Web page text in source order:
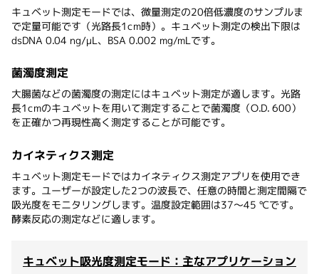
キュベット測定モードでは、微量測定の20倍低濃度のサンプルま
で定量可能です（光路長1cm時）。キュベット測定の検出下限は
dsDNA 0.04 ng/μL、BSA 0.002 mg/mLです。
菌濁度測定
大腸菌などの菌濁度の測定にはキュベット測定が適します。光路
長1cmのキュベットを用いて測定することで菌濁度（O.D. 600）
を正確かつ再現性高く測定することが可能です。
カイネティクス測定
キュベット測定モードではカイネティクス測定アプリを使用でき
ます。ユーザーが設定した2つの波長で、任意の時間と測定間隔で
吸光度をモニタリングします。温度設定範囲は37～45 ℃です。
酵素反応の測定などに適します。
キュベット吸光度測定モード：主なアプリケーション